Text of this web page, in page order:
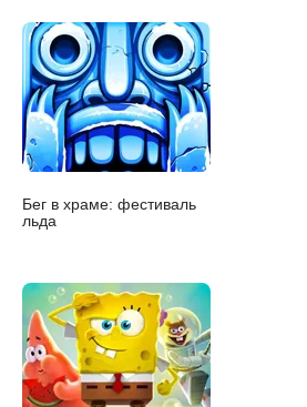
Бег в храме: фестиваль
льда